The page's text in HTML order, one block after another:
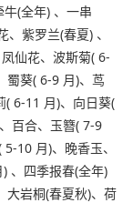
(全年) 、一串
紫罗兰(春夏) 、
仙花、波斯菊( 6-
蜀葵( 6-9 月)、茑
( 6-11 月)、向日葵(
百合、玉簪( 7-9
10 月)、晚香玉、
、四季报春(全年)
大岩桐(春夏秋)、荷